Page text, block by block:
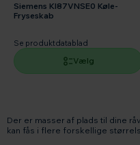
Siemens KI87VNSE0 Køle-
Fryseskab
Se produktdatablad
Vælg
Der er masser af plads til dine
kan fås i flere forskellige